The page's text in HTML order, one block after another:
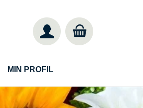
MIN PROFIL